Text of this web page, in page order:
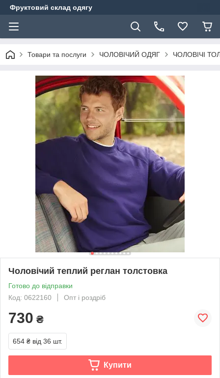
Фруктовий склад одягу
Товари та послуги ЧОЛОВІЧИЙ ОДЯГ ЧОЛОВІЧІ
Чоловічий теплий реглан толстовка
Готово до відправки
Код: 0622160
Опт і роздріб
730 ₴
654 ₴ від 36 шт.
Купити